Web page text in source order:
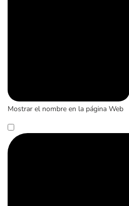
Mostrar el nombre en la página Web